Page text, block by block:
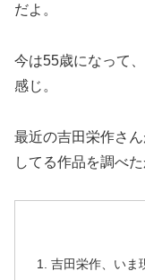
だよ。
今は55歳になって
感じ。
最近の吉田栄作さ
してる作品を調べ
吉田栄作、いま